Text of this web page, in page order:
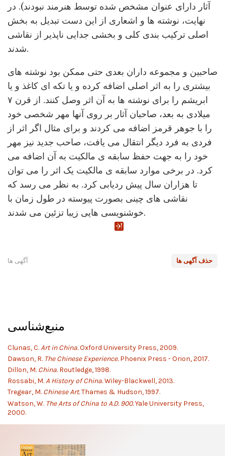
آثار دارای عنوان مشخص شده توسط هنرمند نبودند). در
نهایت، نوشته ها و اشعاری از این دست تبدیل به بخش
اصلی ترکیب بندی کلی و بخشی جدایی ناپذیر از نقاشی
شدند.
صاحبین و مجموعه داران بعدی حتی ممکن بود نوشته های
بیشتری را به اثر اصلی اضافه کرده و یا تکه ای کاغذ و یا
ابریشم را برای نوشته ها به آن اثر وصل کنند. از قرن ۷
میلادی به بعد، صاحبان آثار بر روی آنها مهر شخصی خود
را با جوهر قرمز اضافه می کردند و برای مثال اگر اثر از
فردی به فرد دیگر انتقال می یافت، صاحب جدید نیز مهر
خود را به جهت حفظ سابقه ی مالکیت به آن اضافه می
کرد. در برخی موارد سابقه ی مالکیت یک اثر را می توان
تا هزاران سال پیش ردیابی کرد. به نظر می رسد که
نقاشی های چینی بصورت پیوسته در طول زمان با
خوشنویسی هایی زیبا تزئین می شدند.
حذف آگهی ها آگهی ها
منبع‌شناسی
Clunas, C.Art in China.Oxford University Press, 2009.
Dawson, R. The Chinese Experience.Phoenix Press - Orion, 2017.
Dillon, M. China.Routledge, 1998.
Rossabi, M.A History of China.Wiley-Blackwell, 2013.
Tregear, M. Chinese Art.Thames & Hudson, 1997.
Watson, W. The Arts of China to A.D. 900.Yale University Press,
2000.